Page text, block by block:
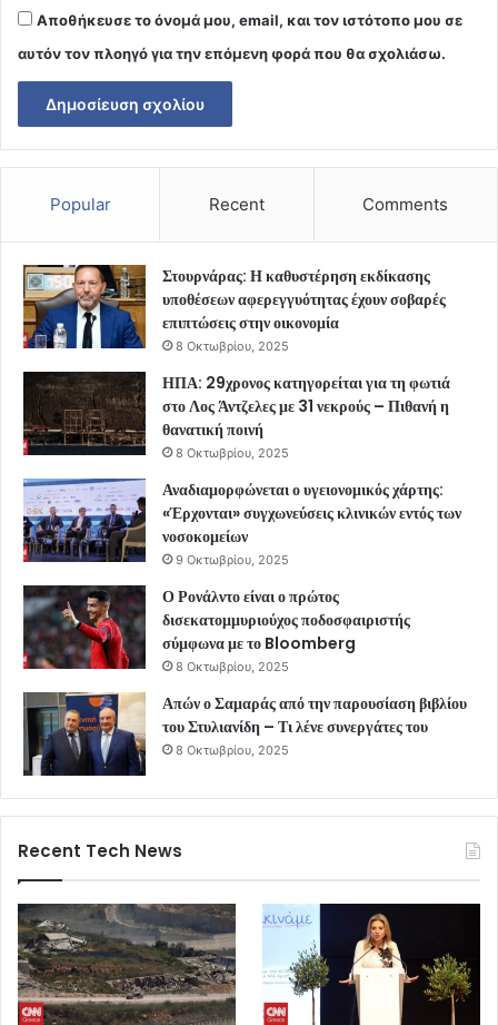
Αποθήκευσε το όνομά μου, email, και τον ιστότοπο μου σε
αυτόν τον πλοηγό για την επόμενη φορά που θα σχολιάσω.
Popular Recent Comments
Στουρνάρας: Η καθυστέρηση εκδίκασης
υποθέσεων αφερεγγυότητας έχουν σοβαρές
επιπτώσεις στην οικονομία
8 Οκτωβρίου, 2025
ΗΠΑ: 29χρονος κατηγορείται για τη φωτιά
στο Λος Άντζελες με 31 νεκρούς – Πιθανή η
θανατική ποινή
8 Οκτωβρίου, 2025
Αναδιαμορφώνεται ο υγειονομικός χάρτης:
«Έρχονται» συγχωνεύσεις κλινικών εντός των
νοσοκομείων
9 Οκτωβρίου, 2025
Ο Ρονάλντο είναι ο πρώτος
δισεκατομμυριούχος ποδοσφαιριστής
σύμφωνα με το Bloomberg
8 Οκτωβρίου, 2025
Απών ο Σαμαράς από την παρουσίαση βιβλίου
του Στυλιανίδη – Τι λένε συνεργάτες του
8 Οκτωβρίου, 2025
Recent Tech News